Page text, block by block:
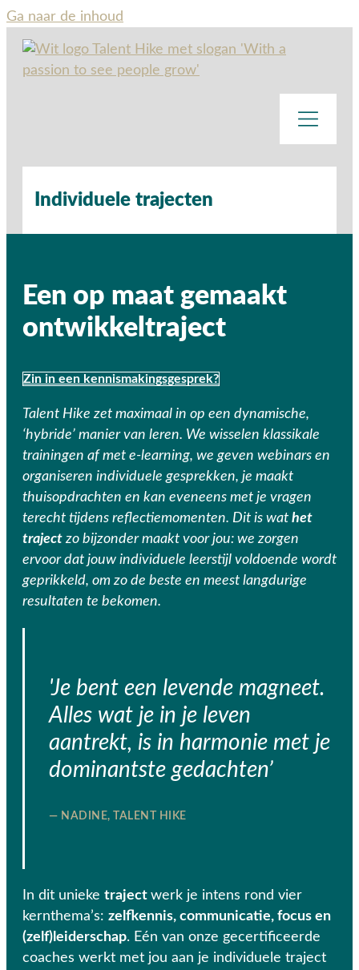
Ga naar de inhoud
Individuele trajecten
Een op maat gemaakt
ontwikkeltraject
Zin in een kennismakingsgesprek?
Talent Hike zet maximaal in op een dynamische,
‘hybride’ manier van leren. We wisselen klassikale
trainingen af met e-learning, we geven webinars en
organiseren individuele gesprekken, je maakt
thuisopdrachten en kan eveneens met je vragen
terecht tijdens reflectiemomenten. Dit is wat het
traject zo bijzonder maakt voor jou: we zorgen
ervoor dat jouw individuele leerstijl voldoende wordt
geprikkeld, om zo de beste en meest langdurige
resultaten te bekomen.
'Je bent een levende magneet.
Alles wat je in je leven
aantrekt, is in harmonie met je
dominantste gedachten’
— NADINE, TALENT HIKE
In dit unieke traject werk je intens rond vier
kernthema’s: zelfkennis, communicatie, focus en
(zelf)leiderschap. Eén van onze gecertificeerde
coaches werkt met jou aan je individuele traject